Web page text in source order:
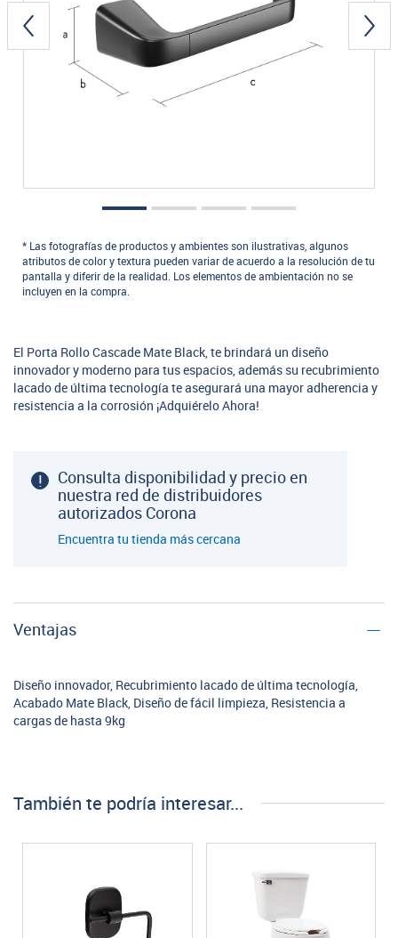
* Las fotografías de productos y ambientes son ilustrativas, algunos
atributos de color y textura pueden variar de acuerdo a la resolución de tu
pantalla y diferir de la realidad. Los elementos de ambientación no se
incluyen en la compra.
El Porta Rollo Cascade Mate Black, te brindará un diseño
innovador y moderno para tus espacios, además su recubrimiento
lacado de última tecnología te asegurará una mayor adherencia y
resistencia a la corrosión ¡Adquiérelo Ahora!
Consulta disponibilidad y precio en
nuestra red de distribuidores
autorizados Corona
Encuentra tu tienda más cercana
Ventajas
Diseño innovador, Recubrimiento lacado de última tecnología,
Acabado Mate Black, Diseño de fácil limpieza, Resistencia a
cargas de hasta 9kg
También te podría interesar...